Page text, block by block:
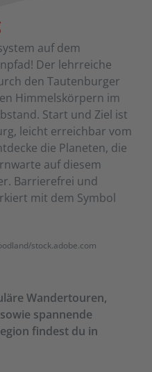
auf dem
Der lehrreiche
den Tautenburger
Himmelskörpern im
Start und Ziel ist
leicht erreichbar vom
die Planeten, die
auf diesem
Barrierefrei und
mit dem Symbol
stock.adobe.com
Wandertouren,
spannende
findest du in